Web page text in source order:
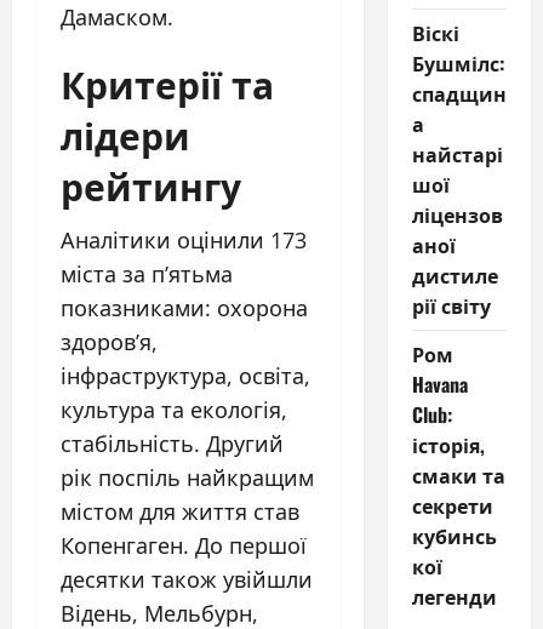
Дамаском.
Критерії та
лідери
рейтингу
Аналітики оцінили 173
міста за п’ятьма
показниками: охорона
здоров’я,
інфраструктура, освіта,
культура та екологія,
стабільність. Другий
рік поспіль найкращим
містом для життя став
Копенгаген. До першої
десятки також увійшли
Відень, Мельбурн,
Віскі
Бушмілс:
спадщин
а
найстарі
шої
ліцензов
аної
дистиле
рії світу
Ром
Havana
Club:
історія,
смаки та
секрети
кубинсь
кої
легенди